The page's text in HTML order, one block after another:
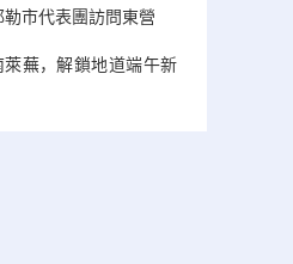
市代表團訪問東營
萊蕪，解鎖地道端午新